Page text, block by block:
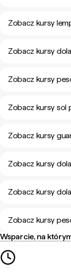
Zobacz kursy
Zobacz kursy
Zobacz kursy
Zobacz kursy sol
Zobacz kursy
Zobacz kursy
Zobacz kursy
Zobacz kursy
Wsparcie, na